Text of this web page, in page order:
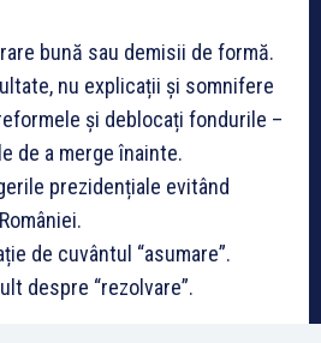
bună sau demisii de formă.
nu explicații și somnifere
și deblocați fondurile –
de a merge înainte.
prezidențiale evitând
de cuvântul “asumare”.
despre “rezolvare”.